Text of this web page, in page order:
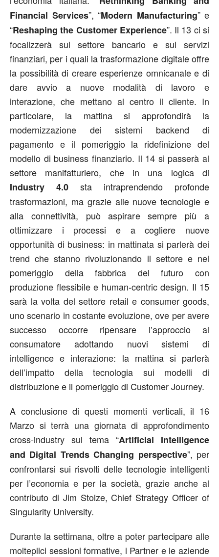
Financial Services”, “Modern Manufacturing” e
“Reshaping the Customer Experience”. Il 13 ci si
focalizzerà sul settore bancario e sui servizi
finanziari, per i quali la trasformazione digitale offre
la possibilità di creare esperienze omnicanale e di
dare avvio a nuove modalità di lavoro e
interazione, che mettano al centro il cliente. In
particolare, la mattina si approfondirà la
modernizzazione dei sistemi backend di
pagamento e il pomeriggio la ridefinizione del
modello di business finanziario. Il 14 si passerà al
settore manifatturiero, che in una logica di
Industry 4.0 sta intraprendendo profonde
trasformazioni, ma grazie alle nuove tecnologie e
alla connettività, può aspirare sempre più a
ottimizzare i processi e a cogliere nuove
opportunità di business: in mattinata si parlerà dei
trend che stanno rivoluzionando il settore e nel
pomeriggio della fabbrica del futuro con
produzione flessibile e human-centric design. Il 15
sarà la volta del settore retail e consumer goods,
uno scenario in costante evoluzione, ove per avere
successo occorre ripensare l’approccio al
consumatore adottando nuovi sistemi di
intelligence e interazione: la mattina si parlerà
dell’impatto della tecnologia sui modelli di
distribuzione e il pomeriggio di Customer Journey.
A conclusione di questi momenti verticali, il 16
Marzo si terrà una giornata di approfondimento
cross-industry sul tema “Artificial Intelligence
and Digital Trends Changing perspective”, per
confrontarsi sui risvolti delle tecnologie intelligenti
per l’economia e per la società, grazie anche al
contributo di Jim Stolze, Chief Strategy Officer of
Singularity University.
Durante la settimana, oltre a poter partecipare alle
molteplici sessioni formative, i Partner e le aziende